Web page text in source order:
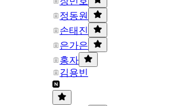
정동원
손태진
은가은
홍자
김용빈